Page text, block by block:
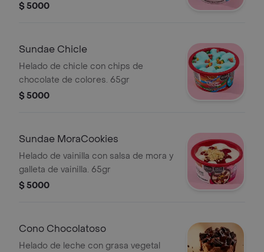
$ 5000
Sundae Chicle
Helado de chicle con chips de
chocolate de colores. 65gr
$ 5000
Sundae MoraCookies
Helado de vainilla con salsa de mora y
galleta de vainilla. 65gr
$ 5000
Cono Chocolatoso
Helado de leche con grasa vegetal